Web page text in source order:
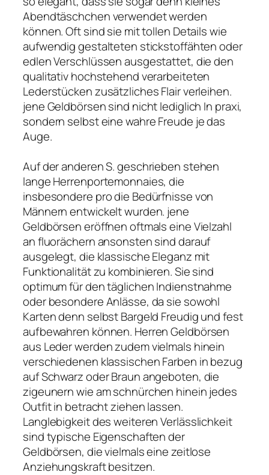
Abendtäschchen verwendet werden
können. Oft sind sie mit tollen Details wie
aufwendig gestalteten stickstoffähten oder
edlen Verschlüssen ausgestattet, die den
qualitativ hochstehend verarbeiteten
Lederstücken zusätzliches Flair verleihen.
jene Geldbörsen sind nicht lediglich In praxi,
sondern selbst eine wahre Freude je das
Auge.
Auf der anderen S. geschrieben stehen
lange Herrenportemonnaies, die
insbesondere pro die Bedürfnisse von
Männern entwickelt wurden. jene
Geldbörsen eröffnen oftmals eine Vielzahl
an fluorächern ansonsten sind darauf
ausgelegt, die klassische Eleganz mit
Funktionalität zu kombinieren. Sie sind
optimum für den täglichen Indienstnahme
oder besondere Anlässe, da sie sowohl
Karten denn selbst Bargeld Freudig und fest
aufbewahren können. Herren Geldbörsen
aus Leder werden zudem vielmals hinein
verschiedenen klassischen Farben in bezug
auf Schwarz oder Braun angeboten, die
zigeunern wie am schnürchen hinein jedes
Outfit in betracht ziehen lassen.
Langlebigkeit des weiteren Verlässlichkeit
sind typische Eigenschaften der
Geldbörsen, die vielmals eine zeitlose
Anziehungskraft besitzen.